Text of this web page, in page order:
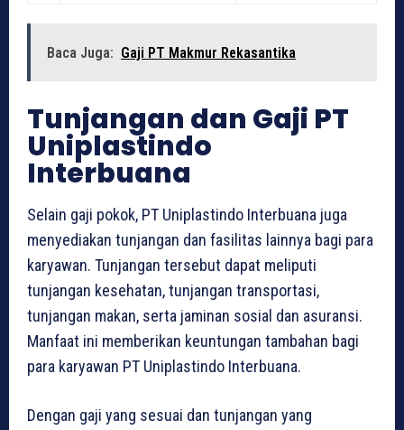
Baca Juga: Gaji PT Makmur Rekasantika
Tunjangan dan Gaji PT
Uniplastindo
Interbuana
Selain gaji pokok, PT Uniplastindo Interbuana juga
menyediakan tunjangan dan fasilitas lainnya bagi para
karyawan. Tunjangan tersebut dapat meliputi
tunjangan kesehatan, tunjangan transportasi,
tunjangan makan, serta jaminan sosial dan asuransi.
Manfaat ini memberikan keuntungan tambahan bagi
para karyawan PT Uniplastindo Interbuana.
Dengan gaji yang sesuai dan tunjangan yang